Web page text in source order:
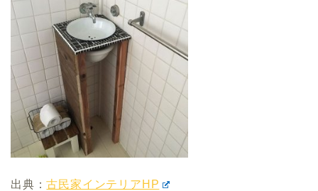
出典：古民家インテリアHP